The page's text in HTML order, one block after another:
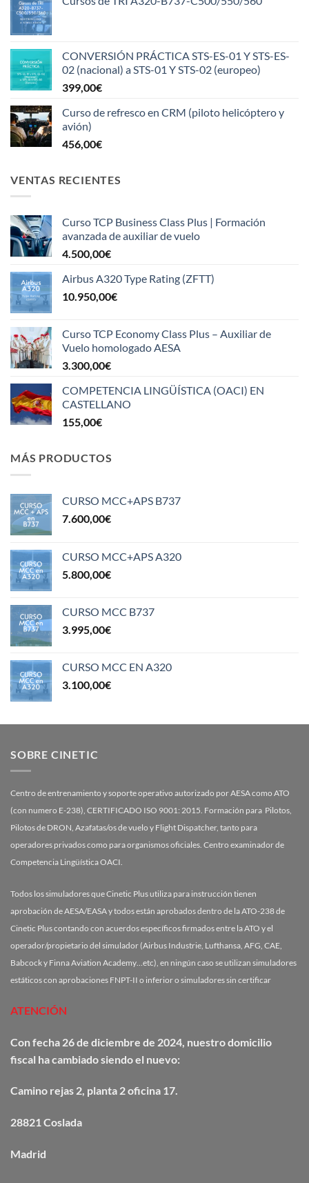
CONVERSIÓN PRÁCTICA STS-ES-01 Y STS-ES-
02 (nacional) a STS-01 Y STS-02 (europeo)
399,00€
Curso de refresco en CRM (piloto helicóptero y
avión)
456,00€
VENTAS RECIENTES
Curso TCP Business Class Plus | Formación
avanzada de auxiliar de vuelo
4.500,00€
Airbus A320 Type Rating (ZFTT)
10.950,00€
Curso TCP Economy Class Plus – Auxiliar de
Vuelo homologado AESA
3.300,00€
COMPETENCIA LINGÜÍSTICA (OACI) EN
CASTELLANO
155,00€
MÁS PRODUCTOS
CURSO MCC+APS B737
7.600,00€
CURSO MCC+APS A320
5.800,00€
CURSO MCC B737
3.995,00€
CURSO MCC EN A320
3.100,00€
SOBRE CINETIC
Centro de entrenamiento y soporte operativo autorizado por AESA como ATO
(con numero E-238), CERTIFICADO ISO 9001: 2015. Formación para Pilotos,
Pilotos de DRON, Azafatas/os de vuelo y Flight Dispatcher, tanto para
operadores privados como para organismos oficiales. Centro examinador de
Competencia Lingüística OACI.
Todos los simuladores que Cinetic Plus utiliza para instrucción tienen
aprobación de AESA/EASA y todos están aprobados dentro de la ATO-238 de
Cinetic Plus contando con acuerdos específicos firmados entre la ATO y el
operador/propietario del simulador (Airbus Industrie, Lufthansa, AFG, CAE,
Babcock y Finna Aviation Academy…etc), en ningún caso se utilizan simuladores
estáticos con aprobaciones FNPT-II o inferior o simuladores sin certificar
ATENCIÓN
Con fecha 26 de diciembre de 2024, nuestro domicilio
fiscal ha cambiado siendo el nuevo:
Camino rejas 2, planta 2 oficina 17.
28821 Coslada
Madrid